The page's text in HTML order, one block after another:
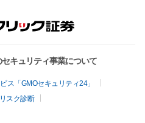
キュリティ事業について
ス「GMOセキュリティ24」
スク診断